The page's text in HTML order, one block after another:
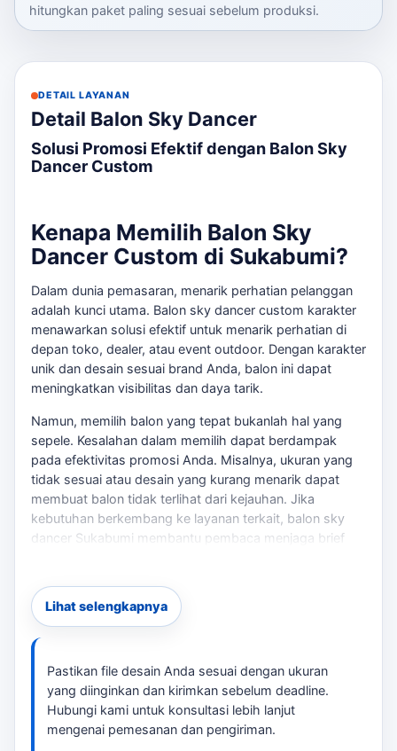
hitungkan paket paling sesuai sebelum produksi.
DETAIL LAYANAN
Detail Balon Sky Dancer
Solusi Promosi Efektif dengan Balon Sky
Dancer Custom
Kenapa Memilih Balon Sky
Dancer Custom di Sukabumi?
Dalam dunia pemasaran, menarik perhatian pelanggan
adalah kunci utama. Balon sky dancer custom karakter
menawarkan solusi efektif untuk menarik perhatian di
depan toko, dealer, atau event outdoor. Dengan karakter
unik dan desain sesuai brand Anda, balon ini dapat
meningkatkan visibilitas dan daya tarik.
Namun, memilih balon yang tepat bukanlah hal yang
sepele. Kesalahan dalam memilih dapat berdampak
pada efektivitas promosi Anda. Misalnya, ukuran yang
tidak sesuai atau desain yang kurang menarik dapat
membuat balon tidak terlihat dari kejauhan. Jika
kebutuhan berkembang ke layanan terkait, balon sky
dancer Sukabumi membantu pembaca menjaga brief
Oleh karena itu, penting untuk memahami kebutuhan
spesifik Anda sebelum memesan. Jika kebutuhan
berkembang ke layanan terkait,
menari Sukabumi
tetap selaras dengan target promosi.
Solusi Praktis
tersedia balon sky dancer karakter dengan tinggi 6
Lihat selengkapnya
Pastikan file desain Anda sesuai dengan ukuran
yang diinginkan dan kirimkan sebelum deadline.
Hubungi kami untuk konsultasi lebih lanjut
mengenai pemesanan dan pengiriman.